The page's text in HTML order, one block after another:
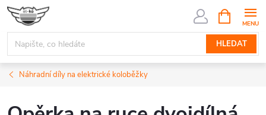
Přejít
obsah
HLEDAT
NÁKUPNÍ
KOŠÍK
Náhradní díly na elektrické koloběžky